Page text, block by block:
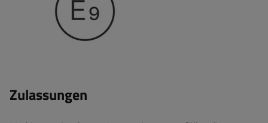
Zulassungen